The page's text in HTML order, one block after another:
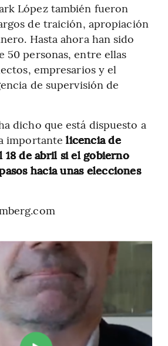
López también fueron
de traición, apropiación
Hasta ahora han sido
50 personas, entre ellas
empresarios y el
de supervisión de
dicho que está dispuesto a
importantelicencia de
18 de abril si el gobierno
hacia unas elecciones